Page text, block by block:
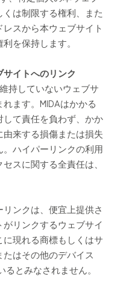
は制限する権利、また
スから本ウェブサイト
を保持します。
イトへのリンク
持していないウェブサ
ます。MIDAはかかる
て責任を負わず、かか
来する損傷または損失
ハイパーリンクの利用
スに関する全責任は、
ンクは、便宜上提供さ
リンクするウェブサイ
に現れる商標もしくはサ
はその他のデバイス
るとみなされません。